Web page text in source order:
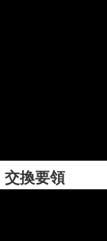
換要領